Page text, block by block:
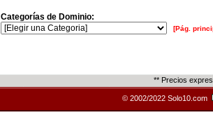
Categorías de Dominio:
[Pág.
** Precios
© 2002/2022 Solo10.com